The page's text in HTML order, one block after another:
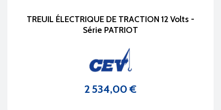
TREUIL ÉLECTRIQUE DE TRACTION 12 Volts -
Série PATRIOT
Prix
2 534,00 €